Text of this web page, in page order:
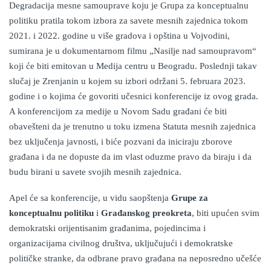
Degradacija mesne samouprave koju je Grupa za konceptualnu
politiku pratila tokom izbora za savete mesnih zajednica tokom
2021. i 2022. godine u više gradova i opština u Vojvodini,
sumirana je u dokumentarnom filmu „Nasilje nad samoupravom“
koji će biti emitovan u Medija centru u Beogradu. Poslednji takav
slučaj je Zrenjanin u kojem su izbori održani 5. februara 2023.
godine i o kojima će govoriti učesnici konferencije iz ovog grada.
A konferencijom za medije u Novom Sadu građani će biti
obavešteni da je trenutno u toku izmena Statuta mesnih zajednica
bez uključenja javnosti, i biće pozvani da iniciraju zborove
građana i da ne dopuste da im vlast oduzme pravo da biraju i da
budu birani u savete svojih mesnih zajednica.
Apel će sa konferencije, u vidu saopštenja Grupe za
konceptualnu politiku i Građanskog preokreta, biti upućen svim
demokratski orijentisanim građanima, pojedincima i
organizacijama civilnog društva, uključujući i demokratske
političke stranke, da odbrane pravo građana na neposredno učešće